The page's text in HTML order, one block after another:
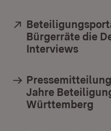
Extern:
Bürgerräte die
Interviews
Pressemitteilung
Jahre
Württemberg